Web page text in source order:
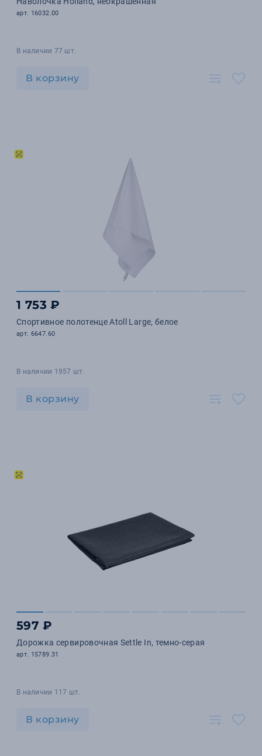
арт. 16032.00
В наличии 77 шт.
В корзину
1 753 ₽
Спортивное полотенце Atoll Large, белое
арт. 6647.60
В наличии 1957 шт.
В корзину
597 ₽
Дорожка сервировочная Settle In, темно-серая
арт. 15789.31
В наличии 117 шт.
В корзину